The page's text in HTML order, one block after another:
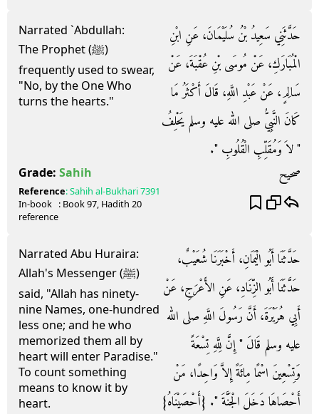
Narrated `Abdullah:
The Prophet (ﷺ)
frequently used to swear,
"No, by the One Who
turns the hearts."
حَدَّثَنِي سَعِيدُ بْنُ سُلَيْمَانَ، عَنِ ابْنِ
الْمُبَارَكِ، عَنْ مُوسَى بْنِ عُقْبَةَ، عَنْ
سَالِمٍ، عَنْ عَبْدِ اللَّهِ، قَالَ أَكْثَرُ مَا
كَانَ النَّبِيُّ صلى الله عليه وسلم يَحْلِفُ
‏"‏ لاَ وَمُقَلِّبِ الْقُلُوبِ ‏"‏‏.‏
Grade: Sahih صحيح
Reference:Sahih al-Bukhari7391
In-book
reference
: Book97, Hadith 20
Narrated Abu Huraira:
Allah's Messenger (ﷺ)
said, "Allah has ninety-
nine Names, one-hundred
less one; and he who
memorized them all by
heart will enter Paradise."
To count something
means to know it by
heart.
حَدَّثَنَا أَبُو الْيَمَانِ، أَخْبَرَنَا شُعَيْبٌ،
حَدَّثَنَا أَبُو الزِّنَادِ، عَنِ الأَعْرَجِ، عَنْ
أَبِي هُرَيْرَةَ، أَنَّ رَسُولَ اللَّهِ صلى الله
عليه وسلم قَالَ ‏"‏ إِنَّ لِلَّهِ تِسْعَةً
وَتِسْعِينَ اسْمًا مِائَةً إِلاَّ وَاحِدًا، مَنْ
أَحْصَاهَا دَخَلَ الْجَنَّةَ ‏"‏‏.‏ ‏{‏أَحْصَيْنَاهُ‏}‏